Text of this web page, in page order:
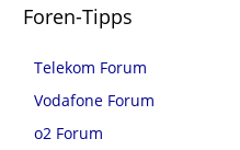
Foren-Tipps
Telekom Forum
Vodafone Forum
o2 Forum